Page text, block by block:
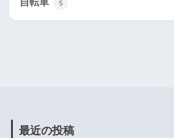
5
最近の投稿